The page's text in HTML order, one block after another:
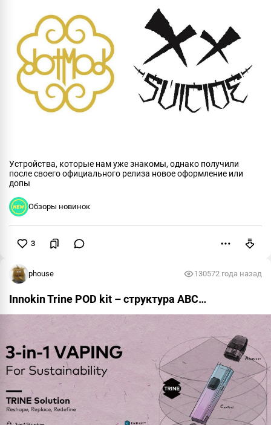
Устройства, которые нам уже знакомы, однако получили
после своего официального релиза новое оформление или
допы
Обзоры новинок
3
phouse 130572 года назад
Innokin Trine POD kit – структура АВС…